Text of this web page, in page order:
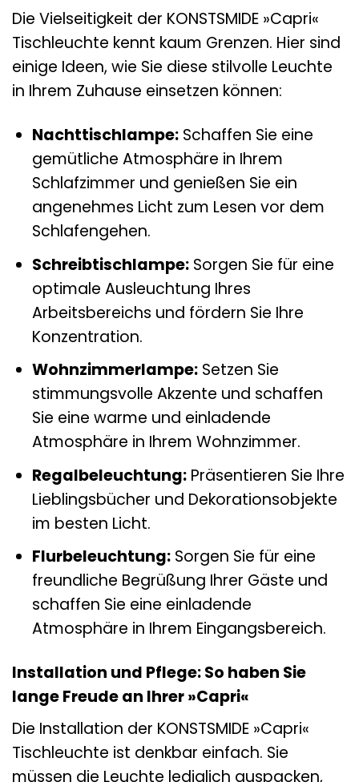
Die Vielseitigkeit der KONSTSMIDE »Capri«
Tischleuchte kennt kaum Grenzen. Hier sind
einige Ideen, wie Sie diese stilvolle Leuchte
in Ihrem Zuhause einsetzen können:
Nachttischlampe:Schaffen Sie eine
gemütliche Atmosphäre in Ihrem
Schlafzimmer und genießen Sie ein
angenehmes Licht zum Lesen vor dem
Schlafengehen.
Schreibtischlampe:Sorgen Sie für eine
optimale Ausleuchtung Ihres
Arbeitsbereichs und fördern Sie Ihre
Konzentration.
Wohnzimmerlampe:Setzen Sie
stimmungsvolle Akzente und schaffen
Sie eine warme und einladende
Atmosphäre in Ihrem Wohnzimmer.
Regalbeleuchtung:Präsentieren Sie Ihre
Lieblingsbücher und Dekorationsobjekte
im besten Licht.
Flurbeleuchtung:Sorgen Sie für eine
freundliche Begrüßung Ihrer Gäste und
schaffen Sie eine einladende
Atmosphäre in Ihrem Eingangsbereich.
Installation und Pflege: So haben Sie
lange Freude an Ihrer »Capri«
Die Installation der KONSTSMIDE »Capri«
Tischleuchte ist denkbar einfach. Sie
müssen die Leuchte lediglich auspacken,